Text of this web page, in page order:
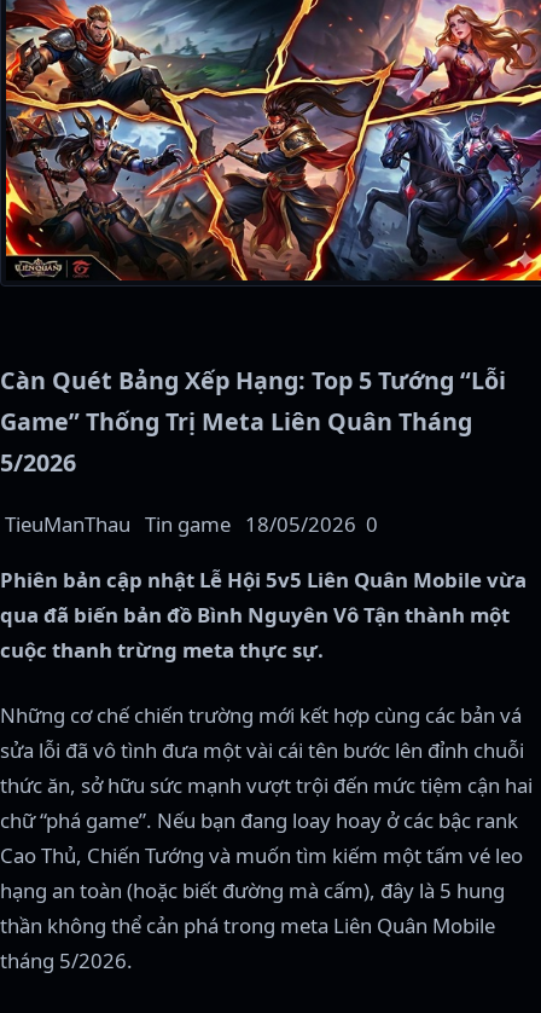
Càn Quét Bảng Xếp Hạng: Top 5 Tướng “Lỗi
Game” Thống Trị Meta Liên Quân Tháng
5/2026
TieuManThau Tin game 18/05/2026 0
Phiên bản cập nhật Lễ Hội 5v5 Liên Quân Mobile vừa
qua đã biến bản đồ Bình Nguyên Vô Tận thành một
cuộc thanh trừng meta thực sự.
Những cơ chế chiến trường mới kết hợp cùng các bản vá
sửa lỗi đã vô tình đưa một vài cái tên bước lên đỉnh chuỗi
thức ăn, sở hữu sức mạnh vượt trội đến mức tiệm cận hai
chữ “phá game”. Nếu bạn đang loay hoay ở các bậc rank
Cao Thủ, Chiến Tướng và muốn tìm kiếm một tấm vé leo
hạng an toàn (hoặc biết đường mà cấm), đây là 5 hung
thần không thể cản phá trong meta Liên Quân Mobile
tháng 5/2026.